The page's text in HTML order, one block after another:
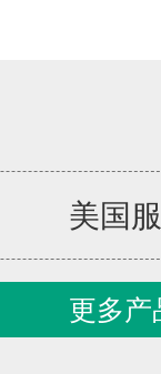
美国
更多产